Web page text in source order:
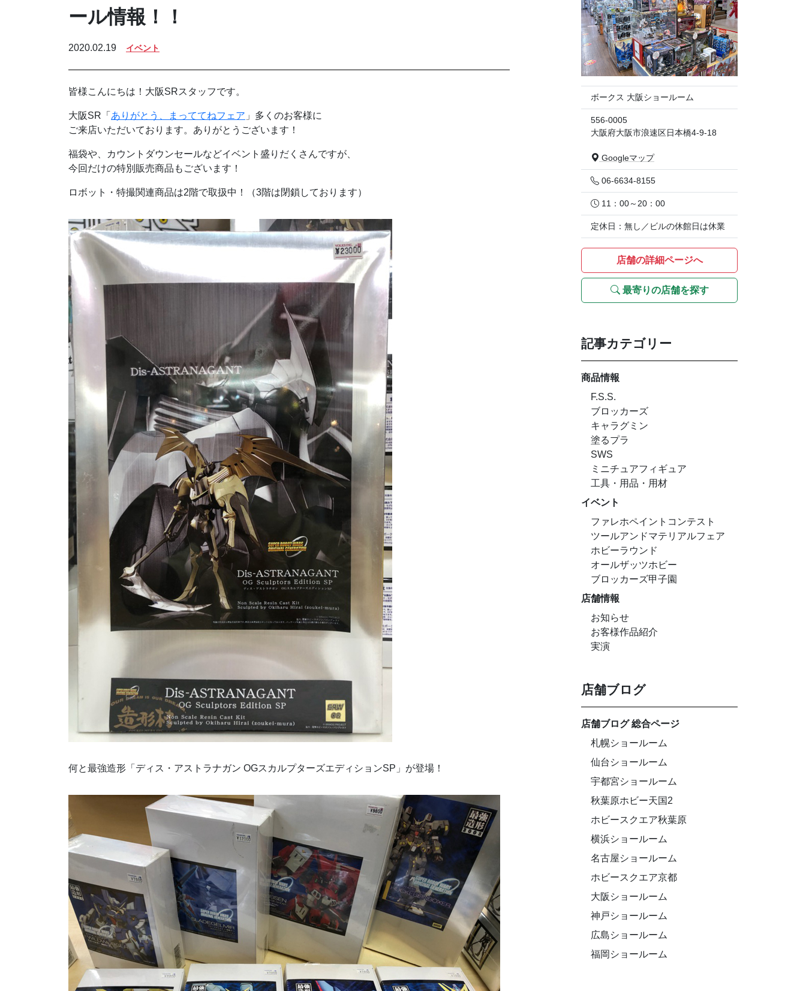
ール情報！！
2020.02.19 イベント
皆様こんにちは！大阪SRスタッフです。
大阪SR「 ありがとう、まっててねフェア 」多くのお客様に
ご来店いただいております。ありがとうございます！
福袋や、カウントダウンセールなどイベント盛りだくさんですが、
今回だけの特別販売商品もございます！
ロボット・特撮関連商品は2階で取扱中！（3階は閉鎖しております）
何と最強造形「ディス・アストラナガン OGスカルプターズエディションSP」が登場！
ボークス 大阪ショールーム
556-0005
大阪府大阪市浪速区日本橋4-9-18
Googleマップ
06-6634-8155
11：00～20：00
定休日：無し／ビルの休館日は休業
店舗の詳細ページへ
最寄りの店舗を探す
記事カテゴリー
商品情報
F.S.S.
ブロッカーズ
キャラグミン
塗るプラ
SWS
ミニチュアフィギュア
工具・用品・用材
イベント
ファレホペイントコンテスト
ツールアンドマテリアルフェア
ホビーラウンド
オールザッツホビー
ブロッカーズ甲子園
店舗情報
お知らせ
お客様作品紹介
実演
店舗ブログ
店舗ブログ 総合ページ
札幌ショールーム
仙台ショールーム
宇都宮ショールーム
秋葉原ホビー天国2
ホビースクエア秋葉原
横浜ショールーム
名古屋ショールーム
ホビースクエア京都
大阪ショールーム
神戸ショールーム
広島ショールーム
福岡ショールーム